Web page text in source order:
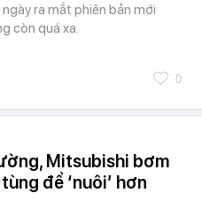
ngày ra mắt phiên bản mới
còn quá xa.
0
Mitsubishi bơm
để ‘nuôi’ hơn